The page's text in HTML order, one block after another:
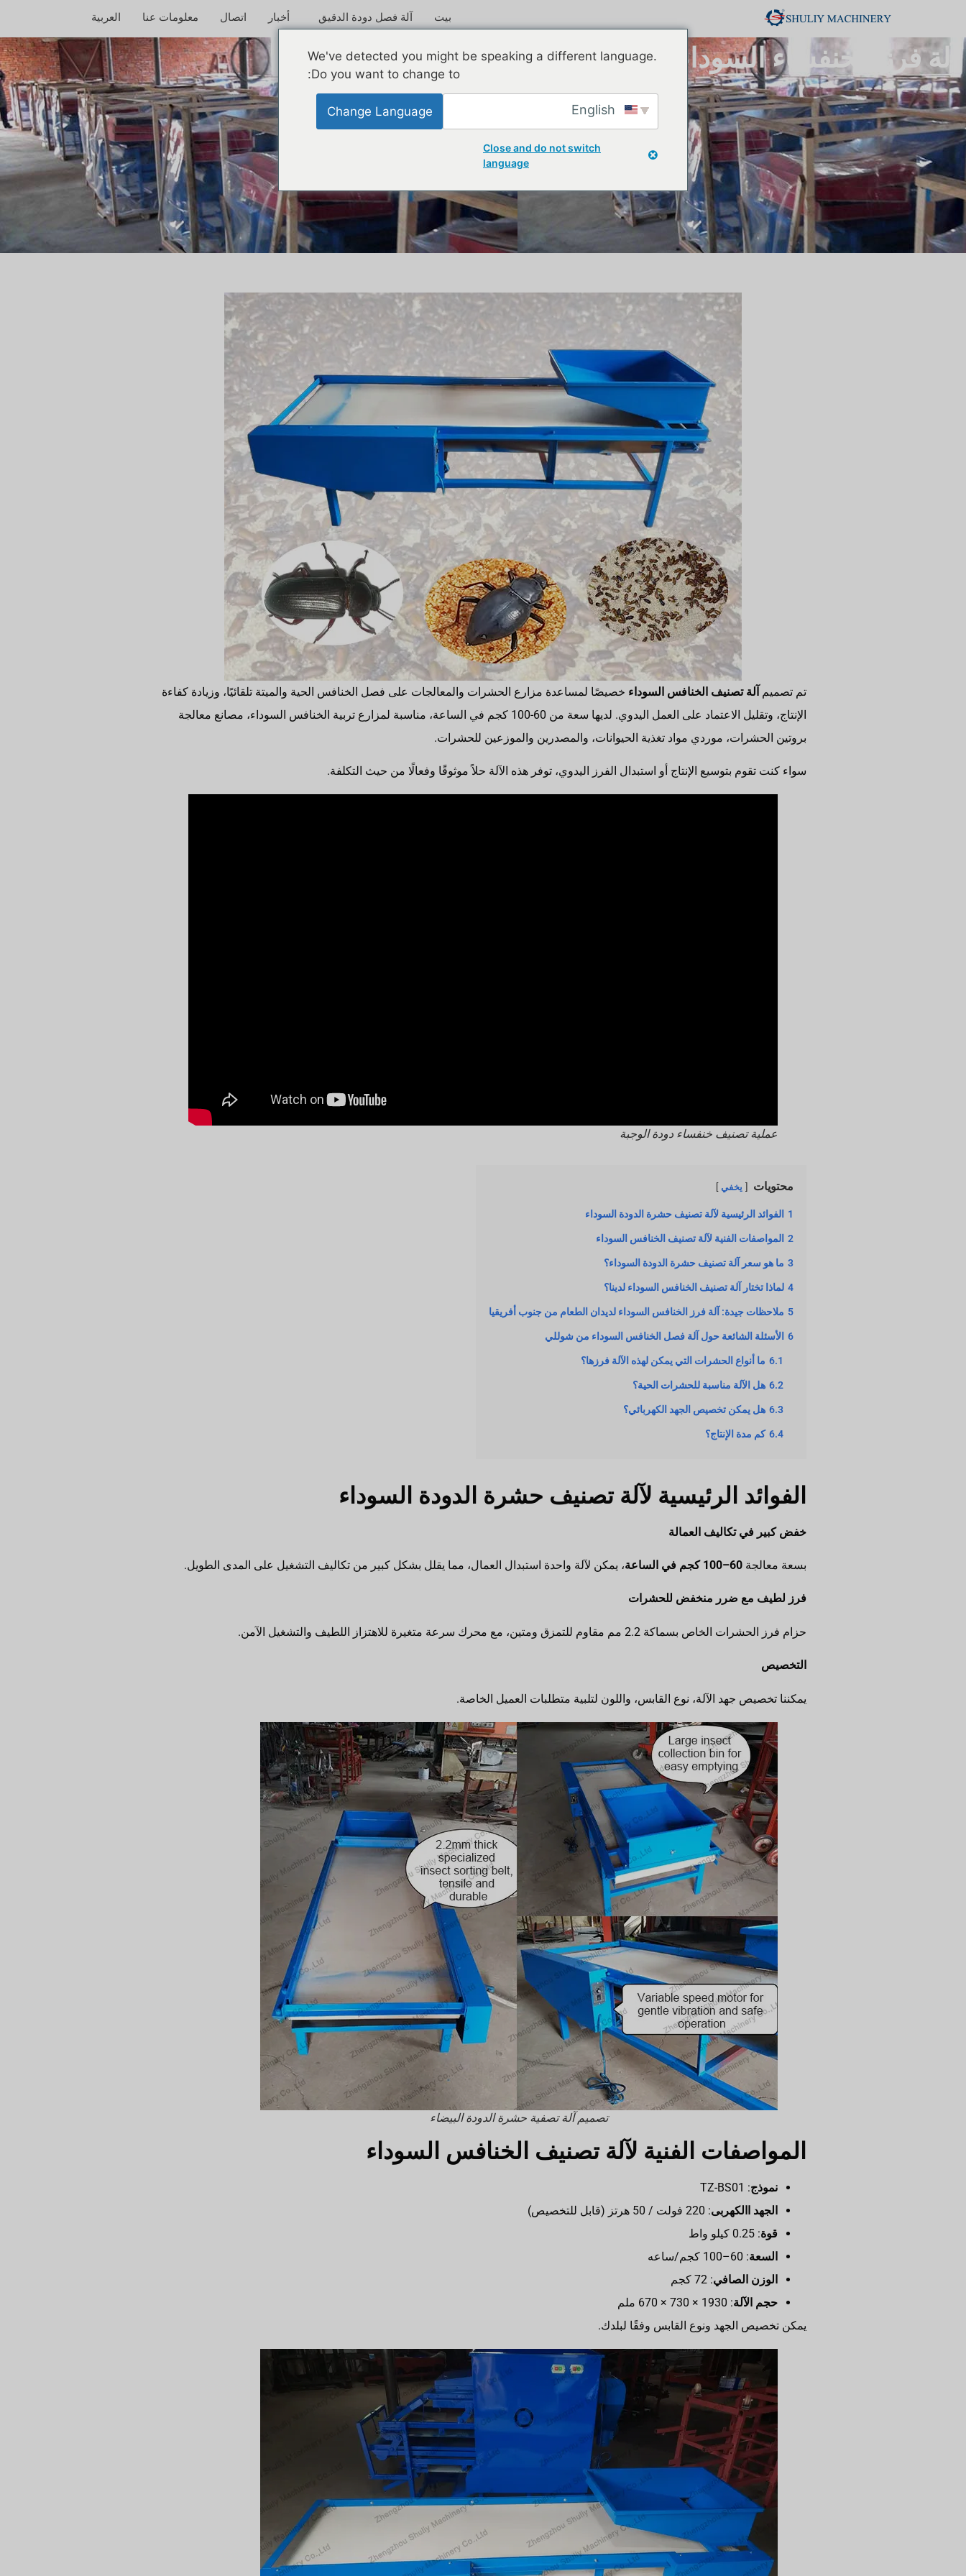
بيت آلة فصل دودة الدقيق أخبار اتصال معلومات عنا العربية
آلة فرز الخنفساء السوداء
تم تصميم آلة تصنيف الخنافس السوداء خصيصًا لمساعدة مزارع الحشرات والمعالجات على فصل الخنافس الحية والميتة تلقائيًا، وزيادة كفاءة
الإنتاج، وتقليل الاعتماد على العمل اليدوي. لديها سعة من 60-100 كجم في الساعة، مناسبة لمزارع تربية الخنافس السوداء، مصانع معالجة
بروتين الحشرات، موردي مواد تغذية الحيوانات، والمصدرين والموزعين للحشرات.
سواء كنت تقوم بتوسيع الإنتاج أو استبدال الفرز اليدوي، توفر هذه الآلة حلاً موثوقًا وفعالًا من حيث التكلفة.
عملية تصنيف خنفساء دودة الوجبة
محتويات يخفي
1 الفوائد الرئيسية لآلة تصنيف حشرة الدودة السوداء
2 المواصفات الفنية لآلة تصنيف الخنافس السوداء
3 ما هو سعر آلة تصنيف حشرة الدودة السوداء؟
4 لماذا تختار آلة تصنيف الخنافس السوداء لدينا؟
5 ملاحظات جيدة: آلة فرز الخنافس السوداء لديدان الطعام من جنوب أفريقيا
6 الأسئلة الشائعة حول آلة فصل الخنافس السوداء من شوللي
6.1 ما أنواع الحشرات التي يمكن لهذه الآلة فرزها؟
6.2 هل الآلة مناسبة للحشرات الحية؟
6.3 هل يمكن تخصيص الجهد الكهربائي؟
6.4 كم مدة الإنتاج؟
الفوائد الرئيسية لآلة تصنيف حشرة الدودة السوداء
خفض كبير في تكاليف العمالة
بسعة معالجة 60–100 كجم في الساعة ، يمكن لآلة واحدة استبدال العمال، مما يقلل بشكل كبير من تكاليف التشغيل على المدى الطويل.
فرز لطيف مع ضرر منخفض للحشرات
حزام فرز الحشرات الخاص بسماكة 2.2 مم مقاوم للتمزق ومتین، مع محرك سرعة متغيرة للاهتزاز اللطيف والتشغيل الآمن.
التخصيص
يمكننا تخصيص جهد الآلة، نوع القابس، واللون لتلبية متطلبات العميل الخاصة.
تصميم آلة تصفية حشرة الدودة البيضاء
المواصفات الفنية لآلة تصنيف الخنافس السوداء
نموذج: TZ-BS01
الجهد االكهربى: 220 فولت / 50 هرتز (قابل للتخصيص)
قوة: 0.25 كيلو واط
السعة: 60–100 كجم/ساعه
الوزن الصافي: 72 كجم
حجم الآلة: 1930 × 730 × 670 ملم
يمكن تخصيص الجهد ونوع القابس وفقًا لبلدك.
We've detected you might be speaking a different language.
Do you want to change to:
Change Language
Close and do not switch
language